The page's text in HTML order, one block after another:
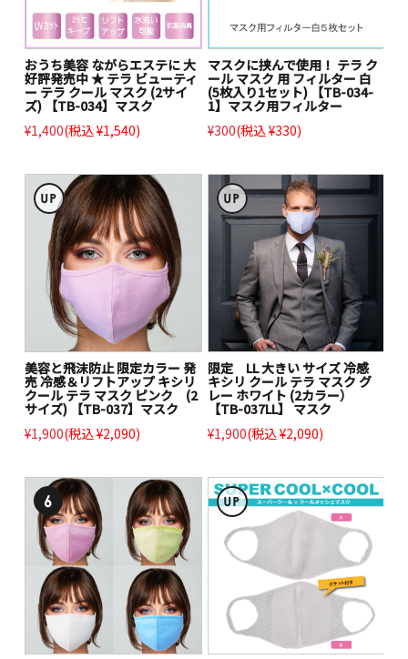
おうち美容 ながらエステに 大
好評発売中 ★ テラ ビューティ
ー テラ クール マスク (2サイ
ズ) 【TB-034】マスク
¥1,400(税込 ¥1,540)
マスクに挟んで使用！ テラ ク
ール マスク 用 フィルター 白
(5枚入り1セット) 【TB-034-
1】マスク用フィルター
¥300(税込 ¥330)
美容と飛沫防止 限定カラー 発
売 冷感＆リフトアップ キシリ
クール テラ マスク ピンク (2
サイズ) 【TB-037】マスク
¥1,900(税込 ¥2,090)
限定 LL 大きい サイズ 冷感
キシリ クール テラ マスク グ
レー ホワイト (2カラー）
【TB-037LL】 マスク
¥1,900(税込 ¥2,090)